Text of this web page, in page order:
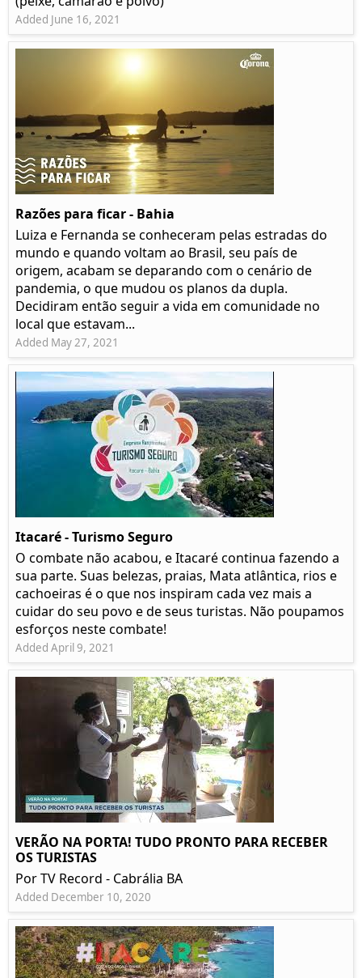
Added June 16, 2021
Razões para ficar - Bahia
Luiza e Fernanda se conheceram pelas estradas do
mundo e quando voltam ao Brasil, seu país de
origem, acabam se deparando com o cenário de
pandemia, o que mudou os planos da dupla.
Decidiram então seguir a vida em comunidade no
local que estavam...
Added May 27, 2021
Itacaré - Turismo Seguro
O combate não acabou, e Itacaré continua fazendo a
sua parte. Suas belezas, praias, Mata atlântica, rios e
cachoeiras é o que nos inspiram cada vez mais a
cuidar do seu povo e de seus turistas. Não poupamos
esforços neste combate!
Added April 9, 2021
VERÃO NA PORTA! TUDO PRONTO PARA RECEBER
OS TURISTAS
Por TV Record - Cabrália BA
Added December 10, 2020